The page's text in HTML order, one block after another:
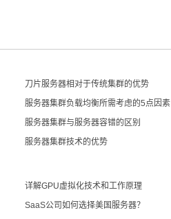
刀片服务器相对于传统集群的优势
服务器集群负载均衡所需考虑的5点因素
服务器集群与服务器容错的区别
服务器集群技术的优势
详解GPU虚拟化技术和工作原理
SaaS公司如何选择美国服务器？